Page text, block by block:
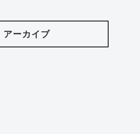
アーカイブ